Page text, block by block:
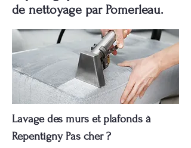
de nettoyage par Pomerleau.
Lavage des murs et plafonds à
Repentigny Pas cher ?